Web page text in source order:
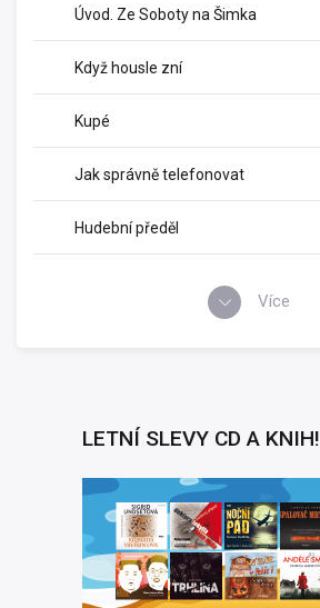
Úvod. Ze Soboty na Šimka
Když housle zní
Kupé
Jak správně telefonovat
Hudební předěl
Více
LETNÍ SLEVY CD A KNIH!